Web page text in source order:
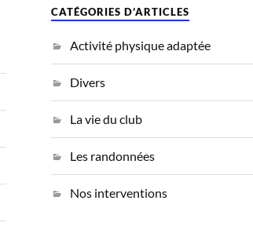
CATÉGORIES D’ARTICLES
Activité physique adaptée
Divers
La vie du club
Les randonnées
Nos interventions